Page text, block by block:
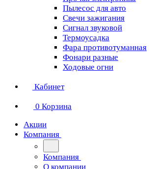
Пылесос для авто
Свечи зажигания
Сигнал звуковой
Термоусадка
Фара противотуманная
Фонари разные
Ходовые огни
Кабинет
0 Корзина
Акции
Компания
Компания
О компании